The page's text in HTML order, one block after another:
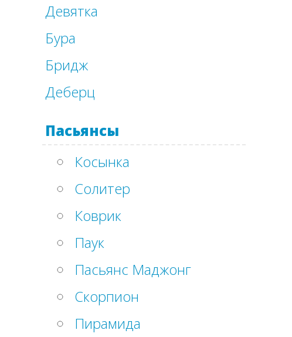
Девятка
Бура
Бридж
Деберц
Пасьянсы
Косынка
Солитер
Коврик
Паук
Пасьянс Маджонг
Скорпион
Пирамида